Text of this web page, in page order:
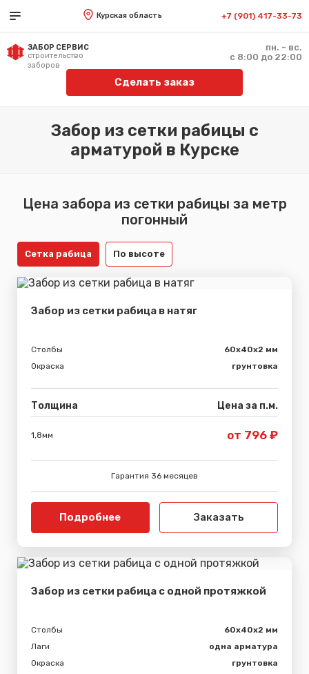
Курская область +7 (901) 417-33-73
ЗАБОР СЕРВИС
строительство
заборов
пн. - вс.
с 8:00 до 22:00
Сделать заказ
Забор из сетки рабицы с
арматурой в Курске
Цена забора из сетки рабицы за метр
погонный
Сетка рабица По высоте
Забор из сетки рабица в натяг
Столбы
60х40х2 мм
Окраска
грунтовка
Толщина Цена за п.м.
1,8мм от 796 ₽
Гарантия 36 месяцев
Подробнее Заказать
Забор из сетки рабица с одной протяжкой
Столбы
60х40х2 мм
Лаги
одна арматура
Окраска
грунтовка